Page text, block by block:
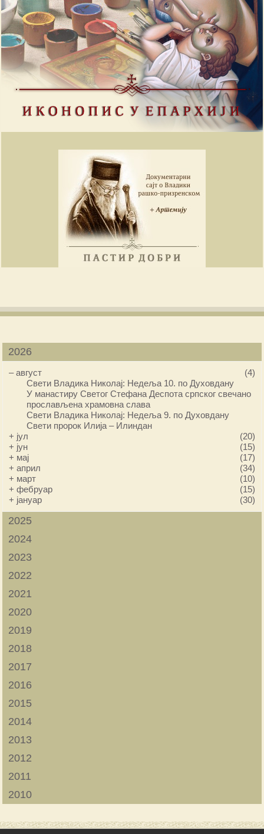
2026
–август
(4)
Свети Владика Николај: Недеља 10. по Духовдану
У манастиру Светог Стефана Деспота српског свечано
прослављена храмовна слава
Свети Владика Николај: Недеља 9. по Духовдану
Свети пророк Илија – Илиндан
+ јул
(20)
+ јун
(15)
+ мај
(17)
+април
(34)
+ март
(10)
+фебруар
(15)
+ јануар (30)
2025
2024
2023
2022
2021
2020
2019
2018
2017
2016
2015
2014
2013
2012
2011
2010